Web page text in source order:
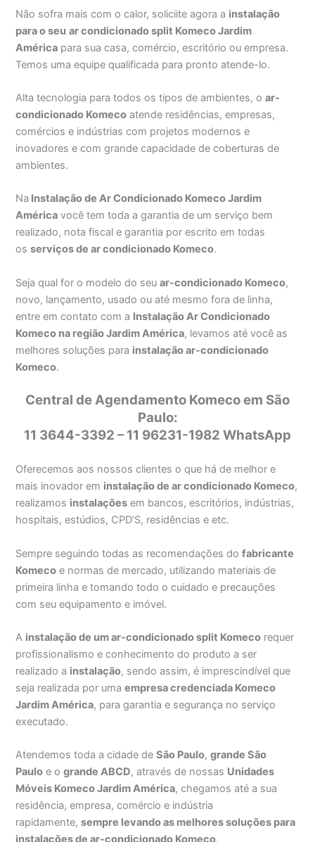
Não sofra mais com o calor, soliciite agora a instalação
para o seu ar condicionado split Komeco Jardim
América para sua casa, comércio, escritório ou empresa.
Temos uma equipe qualificada para pronto atende-lo.
Alta tecnologia para todos os tipos de ambientes, oar-
condicionado Komeco atende residências, empresas,
comércios e indústrias com projetos modernos e
inovadores e com grande capacidade de coberturas de
ambientes.
Na Instalação de Ar Condicionado Komeco Jardim
América você tem toda a garantia de um serviço bem
realizado, nota fiscal e garantia por escrito em todas
osserviços de ar condicionado Komeco.
Seja qual for o modelo do seuar-condicionado Komeco,
novo, lançamento, usado ou até mesmo fora de linha,
entre em contato com a Instalação Ar Condicionado
Komeco na região Jardim América, levamos até você as
melhores soluções para instalação ar-condicionado
Komeco.
Central de Agendamento Komeco em São
Paulo:
11 3644-3392 – 11 96231-1982 WhatsApp
Oferecemos aos nossos clientes o que há de melhor e
mais inovador em instalação de ar condicionado Komeco,
realizamos instalações em bancos, escritórios, indústrias,
hospitais, estúdios, CPD’S, residências e etc.
Sempre seguindo todas as recomendações dofabricante
Komeco e normas de mercado, utilizando materiais de
primeira linha e tomando todo o cuidado e precauções
com seu equipamento e imóvel.
A instalação de um ar-condicionado split Komeco requer
profissionalismo e conhecimento do produto a ser
realizado a instalação, sendo assim, é imprescindível que
seja realizada por umaempresa credenciada Komeco
Jardim América, para garantia e segurança no serviço
executado.
Atendemos toda a cidade deSão Paulo,grande São
Paulo e ogrande ABCD, através de nossas Unidades
Móveis Komeco Jardim América, chegamos até a sua
residência, empresa, comércio e indústria
rapidamente,sempre levando as melhores soluções para
instalações de ar-condicionado Komeco.